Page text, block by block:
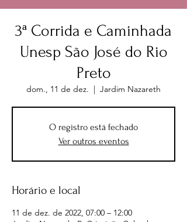
3ª Corrida e Caminhada
Unesp São José do Rio
Preto
dom., 11 de dez.
  |
Jardim Nazareth
O registro está fechado
Ver outros eventos
Horário e local
11 de dez. de 2022, 07:00 – 12:00